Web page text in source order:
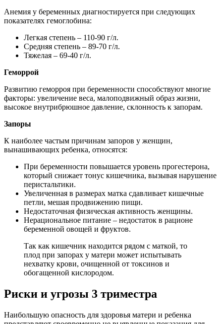
Анемия у беременных диагностируется при следующих
показателях гемоглобина:
Легкая степень – 110-90 г/л.
Средняя степень – 89-70 г/л.
Тяжелая – 69-40 г/л.
Геморрой
Развитию геморроя при беременности способствуют многие
факторы: увеличение веса, малоподвижный образ жизни,
высокое внутрибрюшное давление, склонность к запорам.
Запоры
К наиболее частым причинам запоров у женщин,
вынашивающих ребенка, относятся:
При беременности повышается уровень прогестерона,
который снижает тонус кишечника, вызывая нарушение
перистальтики.
Увеличенная в размерах матка сдавливает кишечные
петли, мешая продвижению пищи.
Недостаточная физическая активность женщины.
Нерациональное питание – недостаток в рационе
беременной овощей и фруктов.
Так как кишечник находится рядом с маткой, то
плод при запорах у матери может испытывать
нехватку крови, очищенной от токсинов и
обогащенной кислородом.
Риски и угрозы 3 триместра
Наибольшую опасность для здоровья матери и ребенка